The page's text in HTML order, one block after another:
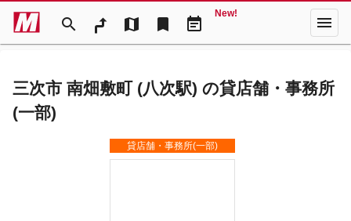
search map bookmark event_note
New! menu
三次市 南畑敷町 (八次駅) の貸店舗・事務所
(一部)
貸店舗・事務所(一部)